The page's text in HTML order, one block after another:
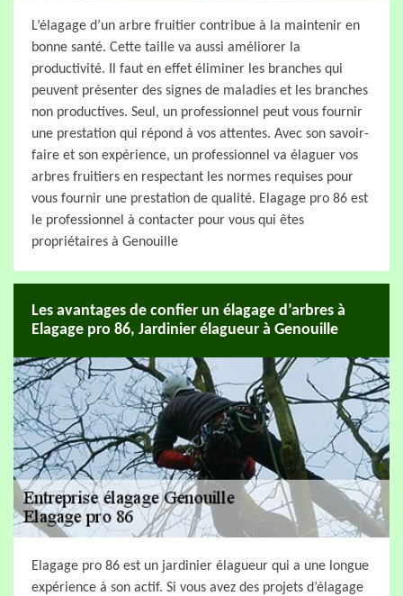
L’élagage d’un arbre fruitier contribue à la maintenir en
bonne santé. Cette taille va aussi améliorer la
productivité. Il faut en effet éliminer les branches qui
peuvent présenter des signes de maladies et les branches
non productives. Seul, un professionnel peut vous fournir
une prestation qui répond à vos attentes. Avec son savoir-
faire et son expérience, un professionnel va élaguer vos
arbres fruitiers en respectant les normes requises pour
vous fournir une prestation de qualité. Elagage pro 86 est
le professionnel à contacter pour vous qui êtes
propriétaires à Genouille
Les avantages de confier un élagage d’arbres à
Elagage pro 86, Jardinier élagueur à Genouille
Elagage pro 86 est un jardinier élagueur qui a une longue
expérience à son actif. Si vous avez des projets d’élagage